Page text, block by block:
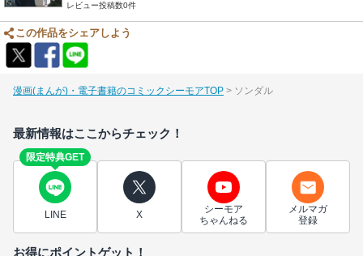
レビュー投稿数0件
この作品をシェアしよう
漫画(まんが)・電子書籍のコミックシーモアTOP ソンダル
最新情報はここからチェック！
限定特典GET
LINE X
シーモア
ちゃんねる
メルマガ
登録
お得にポイントゲット！